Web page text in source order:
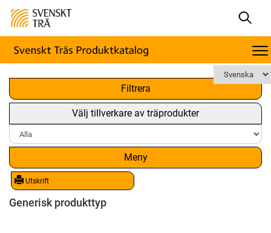
Filtrera
Välj tillverkare av träprodukter
Meny
Utskrift
x
Generisk produkttyp